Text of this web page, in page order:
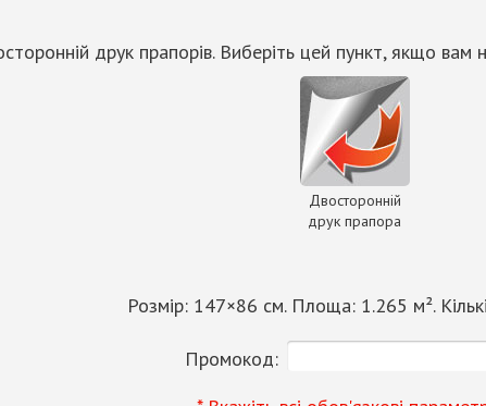
друк прапорів. Виберіть цей пункт, якщо вам
Двосторонній
друк прапора
Розмір: 147×86 см. Площа: 1.265 м².
Промокод: